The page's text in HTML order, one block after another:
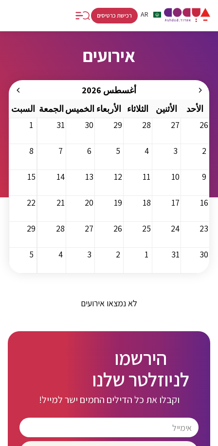
AR
HE
רכישת כרטיסים
אירועים
أغسطس 2026
الأحد
الأثنين الثلاثاء الأربعاء الخميس الجمعة السبت
26
27
28
29
30
31
1
2
3
4
5
6
7
8
9
10
11
12
13
14
15
16
17
18
19
20
21
22
23
24
25
26
27
28
29
30
31
1
2
3
4
5
לא נמצאו אירועים
הירשמו
לניוזלטר שלנו
וקבלו את כל הדילים החמים ישר למייל!